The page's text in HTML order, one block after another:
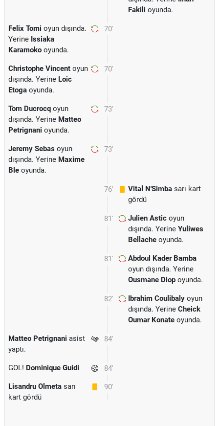
Fakili oyunda.
70'
Felix Tomi oyun dışında.
Yerine Issiaka
Karamoko oyunda.
70'
Christophe Vincent oyun
dışında. Yerine Loic
Etoga oyunda.
73'
Tom Ducrocq oyun
dışında. Yerine Matteo
Petrignani oyunda.
73'
Jeremy Sebas oyun
dışında. Yerine Maxime
Ble oyunda.
76' Vital N'Simba sarı kart
gördü
81' Julien Astic oyun
dışında. Yerine Yuliwes
Bellache oyunda.
81'
Abdoul Kader Bamba
oyun dışında. Yerine
Ousmane Diop oyunda.
82' Ibrahim Coulibaly oyun
dışında. Yerine Cheick
Oumar Konate oyunda.
84'
Matteo Petrignani asist
yaptı.
84'
GOL! Dominique Guidi
90'
Lisandru Olmeta sarı
kart gördü